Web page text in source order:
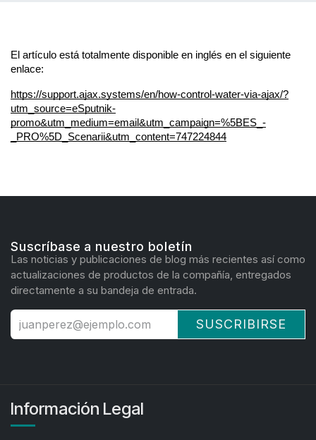
El artículo está totalmente disponible en inglés en el siguiente
enlace:
https://support.ajax.systems/en/how-control-water-via-ajax/?
utm_source=eSputnik-
promo&utm_medium=email&utm_campaign=%5BES_-
_PRO%5D_Scenarii&utm_content=747224844
Suscríbase a nuestro boletín
Las noticias y publicaciones de blog más recientes así como
actualizaciones de productos de la compañía, entregados
directamente a su bandeja de entrada.
SUSCRIBIRSE
Información Legal